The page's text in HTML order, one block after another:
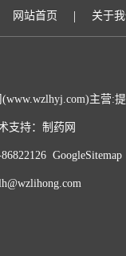
网站首页 | 关于我
主营:
支持： 制药网
GoogleSitemap